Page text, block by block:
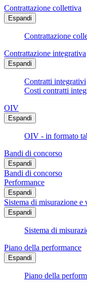
Contrattazione collettiva
Espandi
Contrattazione
Contrattazione integrativa
Espandi
Contratti integrativi
Costi contratti
OIV
Espandi
OIV - in formato
Bandi di concorso
Espandi
Bandi di concorso
Performance
Espandi
Sistema di misurazione e
Espandi
Sistema di
Piano della performance
Espandi
Piano della